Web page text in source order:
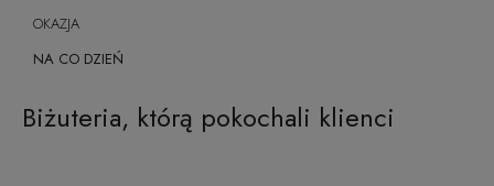
OKAZJA
NA CO DZIEŃ
Biżuteria, którą pokochali klienci